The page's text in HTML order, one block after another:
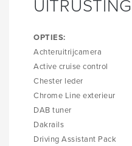
UITRUSTING
OPTIES:
Achteruitrijcamera
Active cruise control
Chester leder
Chrome Line exterieur
DAB tuner
Dakrails
Driving Assistant Pack